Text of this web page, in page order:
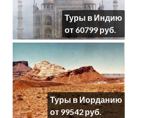
Туры в Индию
от 60799 руб.
Туры в Иорданию
от 99542 руб.